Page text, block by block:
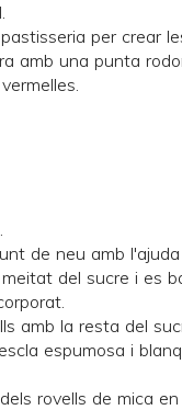
per crear
amb una punta
de neu amb
del sucre i es
amb la resta del
espumosa i
rovells de mica